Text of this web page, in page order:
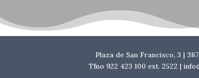
Plaza de San Francisco, 3 |
Tfno 922 423 100 ext. 2522 |